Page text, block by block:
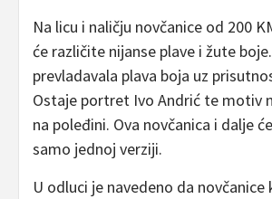
Na licu i naličju novčanice od 200
će različite nijanse plave i žute
prevladavala plava boja uz
Ostaje portret Ivo Andrić te motiv
na poleđini. Ova novčanica i dalje
samo jednoj verziji.
U odluci je navedeno da novčanice